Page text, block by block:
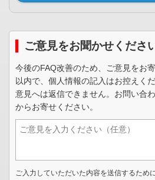
ご意見をお聞かせくださ
今後のFAQ改善のため、ご意見をお
以内で、個人情報の記入はお控えく
意見へは返信できません。お問い合
からお寄せください。
ご入力していただいた内容を送信するため